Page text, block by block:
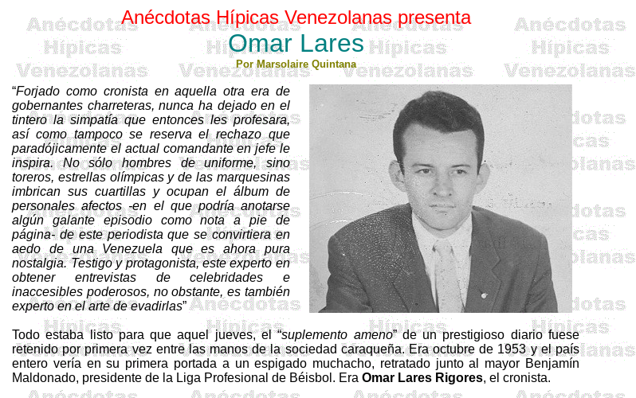
Anécdotas Hípicas Venezolanas presenta
Omar Lares
PorMarsolaireQuintana
“Forjado como cronista en aquella otra era de
gobernantes charreteras, nunca ha dejado en el
tintero la simpatía que entonces les profesara,
así como tampoco se reserva el rechazo que
paradójicamente el actual comandante en jefe le
inspira. No sólo hombres de uniforme, sino
toreros, estrellas olímpicas y de las marquesinas
imbrican sus cuartillas y ocupan el álbum de
personales afectos -en el que podría anotarse
algún galante episodio como nota a pie de
página- de este periodista que se convirtiera en
aedo de una Venezuela que es ahora pura
nostalgia. Testigo y protagonista, este experto en
obtener entrevistas de celebridades e
inaccesibles poderosos, no obstante, es también
experto en el arte de evadirlas”
Todo estaba listo para que aquel jueves, el “suplemento ameno” de un prestigioso diario fuese
retenido por primera vez entre las manos de la sociedad caraqueña. Era octubre de 1953 y el país
entero vería en su primera portada a un espigado muchacho, retratado junto al mayor Benjamín
Maldonado, presidente de la Liga Profesional de Béisbol. EraOmar Lares Rigores, el cronista.